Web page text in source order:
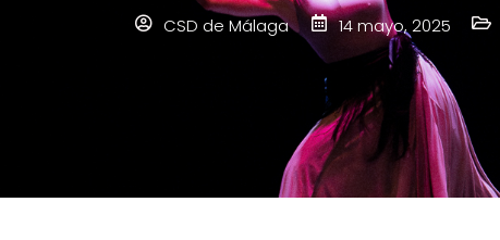
CSD de Málaga 14 mayo, 2025